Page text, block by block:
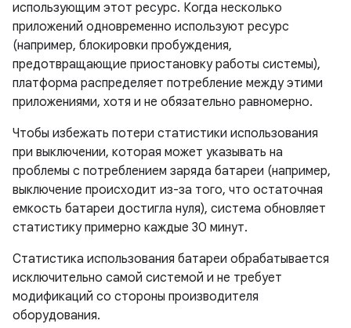
использующим этот ресурс. Когда несколько
приложений одновременно используют ресурс
(например, блокировки пробуждения,
предотвращающие приостановку работы системы),
платформа распределяет потребление между этими
приложениями, хотя и не обязательно равномерно.
Чтобы избежать потери статистики использования
при выключении, которая может указывать на
проблемы с потреблением заряда батареи (например,
выключение происходит из-за того, что остаточная
емкость батареи достигла нуля), система обновляет
статистику примерно каждые 30 минут.
Статистика использования батареи обрабатывается
исключительно самой системой и не требует
модификаций со стороны производителя
оборудования.